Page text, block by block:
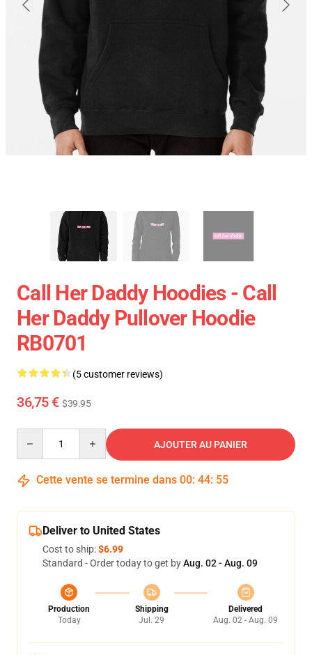
Call Her Daddy Hoodies - Call
Her Daddy Pullover Hoodie
RB0701
(5 customer reviews)
36,75 € $39.95
AJOUTER AU PANIER
Cette vente se termine dans 00: 44: 54
Deliver to United States
Cost to ship:$6.99
Standard - Order today to get byAug. 02 - Aug. 09
Production
Today
Shipping
Jul. 29
Delivered
Aug. 02 - Aug. 09